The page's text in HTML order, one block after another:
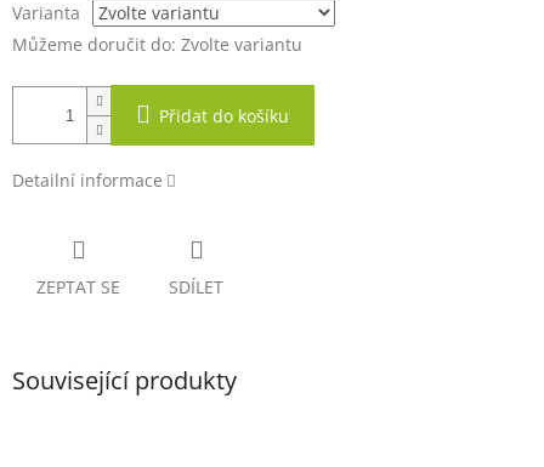
Varianta
Můžeme doručit do: Zvolte variantu
Přidat do košíku
Detailní informace
ZEPTAT SE SDÍLET
Související produkty